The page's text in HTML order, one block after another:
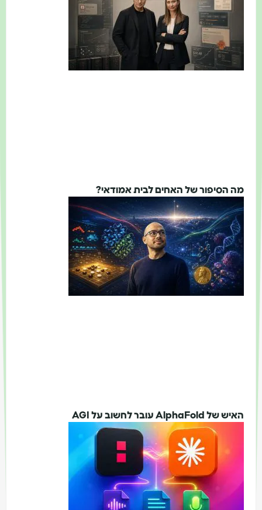
מה הסיפור של האחים לבית אמודאי?
האיש של AlphaFold עובר לחשוב על AGI